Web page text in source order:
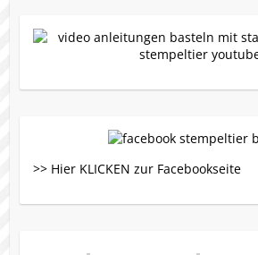
>> Hier KLICKEN zur Facebookseite